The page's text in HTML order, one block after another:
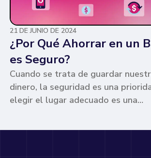
21 DE JUNIO DE 2024
¿Por Qué Ahorrar en un
es Seguro?
Cuando se trata de guardar
dinero, la seguridad es una
elegir el lugar adecuado es una